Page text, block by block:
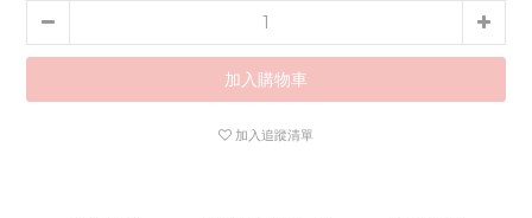
加入購物車
加入追蹤清單